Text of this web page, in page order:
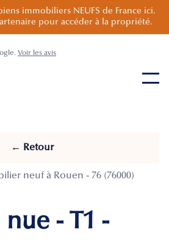
immobiliers NEUFS de France ici.
pour accéder à la propriété.
Voir les avis
← Retour
neuf à Rouen - 76 (76000)
- T1 -